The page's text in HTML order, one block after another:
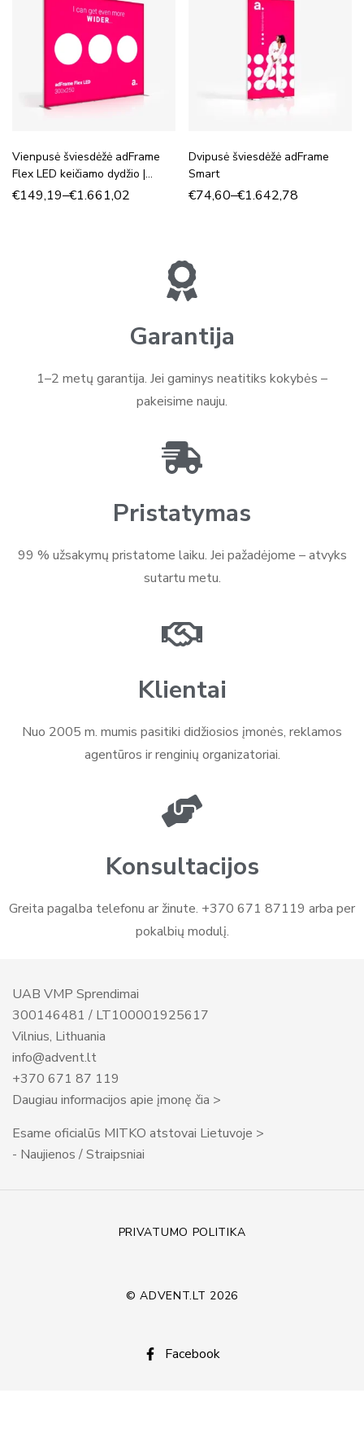
Vienpusė šviesdėžė adFrame
Flex LED keičiamo dydžio |
Šviesdėžės gamyba
€149,19–€1.661,02
Dvipusė šviesdėžė adFrame
Smart
€74,60–€1.642,78
Garantija
1–2 metų garantija. Jei gaminys neatitiks kokybės –
pakeisime nauju.
Pristatymas
99 % užsakymų pristatome laiku. Jei pažadėjome – atvyks
sutartu metu.
Klientai
Nuo 2005 m. mumis pasitiki didžiosios įmonės, reklamos
agentūros ir renginių organizatoriai.
Konsultacijos
Greita pagalba telefonu ar žinute. +370 671 87119 arba per
pokalbių modulį.
UAB VMP Sprendimai
300146481 / LT100001925617
Vilnius, Lithuania
info@advent.lt
+370 671 87 119
Daugiau informacijos apie įmonę čia >
Esame oficialūs MITKO atstovai Lietuvoje >
- Naujienos / Straipsniai
PRIVATUMO POLITIKA
© ADVENT.LT 2026
Facebook